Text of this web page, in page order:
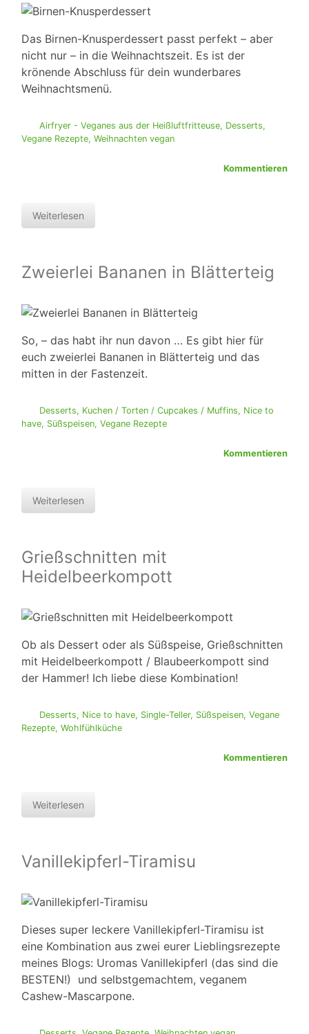
Das Birnen-Knusperdessert passt perfekt – aber
nicht nur – in die Weihnachtszeit. Es ist der
krönende Abschluss für dein wunderbares
Weihnachtsmenü.
Airfryer - Veganes aus der Heißluftfritteuse, Desserts,
Vegane Rezepte, Weihnachten vegan
Kommentieren
Weiterlesen
Zweierlei Bananen in Blätterteig
So, – das habt ihr nun davon … Es gibt hier für
euch zweierlei Bananen in Blätterteig und das
mitten in der Fastenzeit.
Desserts, Kuchen / Torten / Cupcakes / Muffins, Nice to
have, Süßspeisen, Vegane Rezepte
Kommentieren
Weiterlesen
Grießschnitten mit
Heidelbeerkompott
Ob als Dessert oder als Süßspeise, Grießschnitten
mit Heidelbeerkompott / Blaubeerkompott sind
der Hammer! Ich liebe diese Kombination!
Desserts, Nice to have, Single-Teller, Süßspeisen, Vegane
Rezepte, Wohlfühlküche
Kommentieren
Weiterlesen
Vanillekipferl-Tiramisu
Dieses super leckere Vanillekipferl-Tiramisu ist
eine Kombination aus zwei eurer Lieblingsrezepte
meines Blogs: Uromas Vanillekipferl (das sind die
BESTEN!) und selbstgemachtem, veganem
Cashew-Mascarpone.